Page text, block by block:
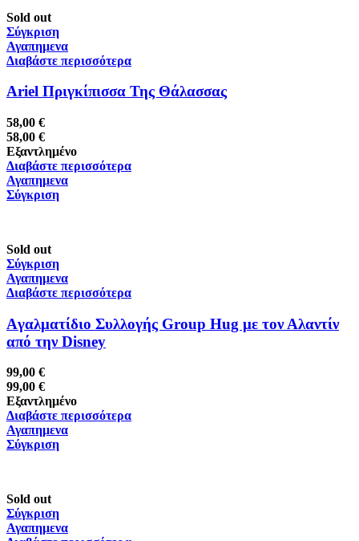
Sold out
Σύγκριση
Αγαπημενα
Διαβάστε περισσότερα
Ariel Πριγκίπισσα Της Θάλασσας
58,00 €
58,00 €
Εξαντλημένο
Διαβάστε περισσότερα
Αγαπημενα
Σύγκριση
Sold out
Σύγκριση
Αγαπημενα
Διαβάστε περισσότερα
Aγαλματίδιο Συλλογής Group Hug με τον Αλαντίν
από την Disney
99,00 €
99,00 €
Εξαντλημένο
Διαβάστε περισσότερα
Αγαπημενα
Σύγκριση
Sold out
Σύγκριση
Αγαπημενα